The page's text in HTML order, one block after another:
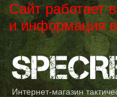
Сайт работает
и информация
Интернет-магазин